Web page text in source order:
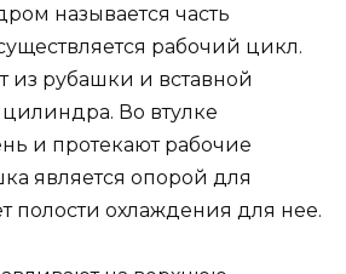
называется часть
ра­бочий цикл.
из рубаш­ки и вставной
цилиндра. Во втулке
и протекают рабочие
является опо­рой для
полости охлаждения для нее.